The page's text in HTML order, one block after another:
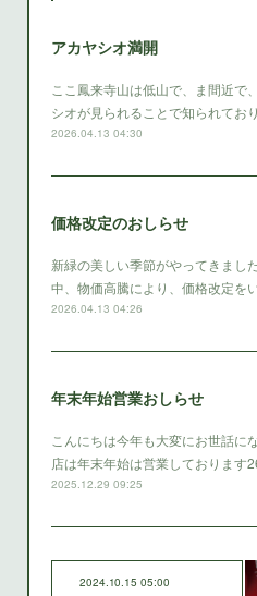
アカヤシオ満開
ここ鳳来寺山は低山で、ま間近で
シオが見られることで知られてお
2026.04.13 04:30
価格改定のおしらせ
新緑の美しい季節がやってきまし
中、物価高騰により、価格改定を
2026.04.13 04:26
年末年始営業おしらせ
こんにちは今年も大変にお世話に
店は年末年始は営業しております
2025.12.29 09:25
2024.10.15 05:00